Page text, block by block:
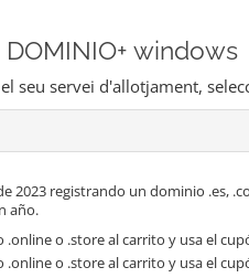
windows
seu servei d'allotjament,
2023 registrando un dominio .es,
año.
o .store al carrito y usa el
o .store al carrito y usa el